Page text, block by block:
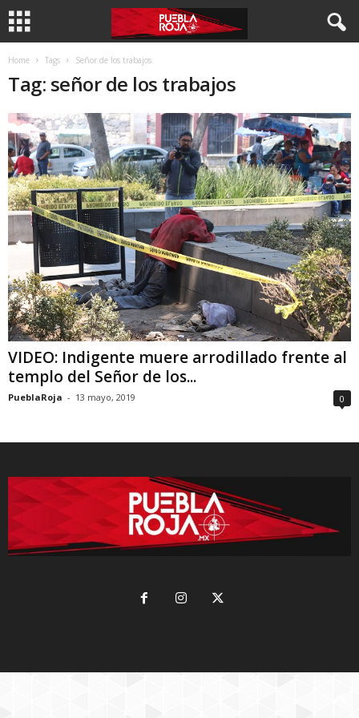
Home Tags Señor de los trabajos
Tag: señor de los trabajos
VIDEO: Indigente muere arrodillado frente al
templo del Señor de los...
PueblaRoja - 13 mayo, 2019 0